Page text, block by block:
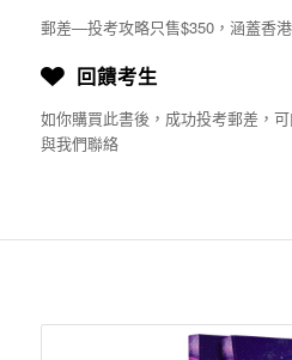
郵差—投考攻略只售$350，涵蓋香
回饋考生
如你購買此書後，成功投考郵差，
與我們聯絡